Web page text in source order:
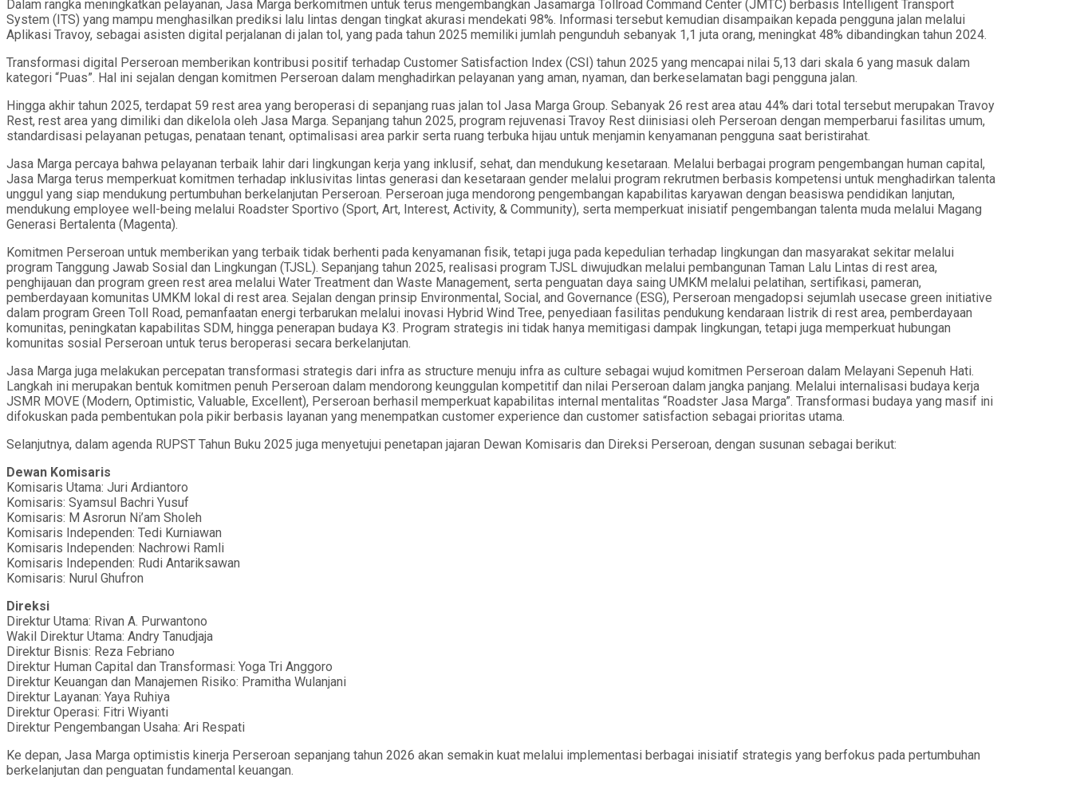
Dalam rangka meningkatkan pelayanan, Jasa Marga berkomitmen untuk terus mengembangkan Jasamarga Tollroad Command Center (JMTC) berbasis Intelligent Transport
System (ITS) yang mampu menghasilkan prediksi lalu lintas dengan tingkat akurasi mendekati 98%. Informasi tersebut kemudian disampaikan kepada pengguna jalan melalui
Aplikasi Travoy, sebagai asisten digital perjalanan di jalan tol, yang pada tahun 2025 memiliki jumlah pengunduh sebanyak 1,1 juta orang, meningkat 48% dibandingkan tahun 2024.
Transformasi digital Perseroan memberikan kontribusi positif terhadap Customer Satisfaction Index (CSI) tahun 2025 yang mencapai nilai 5,13 dari skala 6 yang masuk dalam
kategori “Puas”. Hal ini sejalan dengan komitmen Perseroan dalam menghadirkan pelayanan yang aman, nyaman, dan berkeselamatan bagi pengguna jalan.
Hingga akhir tahun 2025, terdapat 59 rest area yang beroperasi di sepanjang ruas jalan tol Jasa Marga Group. Sebanyak 26 rest area atau 44% dari total tersebut merupakan Travoy
Rest, rest area yang dimiliki dan dikelola oleh Jasa Marga. Sepanjang tahun 2025, program rejuvenasi Travoy Rest diinisiasi oleh Perseroan dengan memperbarui fasilitas umum,
standardisasi pelayanan petugas, penataan tenant, optimalisasi area parkir serta ruang terbuka hijau untuk menjamin kenyamanan pengguna saat beristirahat.
Jasa Marga percaya bahwa pelayanan terbaik lahir dari lingkungan kerja yang inklusif, sehat, dan mendukung kesetaraan. Melalui berbagai program pengembangan human capital,
Jasa Marga terus memperkuat komitmen terhadap inklusivitas lintas generasi dan kesetaraan gender melalui program rekrutmen berbasis kompetensi untuk menghadirkan talenta
unggul yang siap mendukung pertumbuhan berkelanjutan Perseroan. Perseroan juga mendorong pengembangan kapabilitas karyawan dengan beasiswa pendidikan lanjutan,
mendukung employee well-being melalui Roadster Sportivo (Sport, Art, Interest, Activity, & Community), serta memperkuat inisiatif pengembangan talenta muda melalui Magang
Generasi Bertalenta (Magenta).
Komitmen Perseroan untuk memberikan yang terbaik tidak berhenti pada kenyamanan fisik, tetapi juga pada kepedulian terhadap lingkungan dan masyarakat sekitar melalui
program Tanggung Jawab Sosial dan Lingkungan (TJSL). Sepanjang tahun 2025, realisasi program TJSL diwujudkan melalui pembangunan Taman Lalu Lintas di rest area,
penghijauan dan program green rest area melalui Water Treatment dan Waste Management, serta penguatan daya saing UMKM melalui pelatihan, sertifikasi, pameran,
pemberdayaan komunitas UMKM lokal di rest area. Sejalan dengan prinsip Environmental, Social, and Governance (ESG), Perseroan mengadopsi sejumlah usecase green initiative
dalam program Green Toll Road, pemanfaatan energi terbarukan melalui inovasi Hybrid Wind Tree, penyediaan fasilitas pendukung kendaraan listrik di rest area, pemberdayaan
komunitas, peningkatan kapabilitas SDM, hingga penerapan budaya K3. Program strategis ini tidak hanya memitigasi dampak lingkungan, tetapi juga memperkuat hubungan
komunitas sosial Perseroan untuk terus beroperasi secara berkelanjutan.
Jasa Marga juga melakukan percepatan transformasi strategis dari infra as structure menuju infra as culture sebagai wujud komitmen Perseroan dalam Melayani Sepenuh Hati.
Langkah ini merupakan bentuk komitmen penuh Perseroan dalam mendorong keunggulan kompetitif dan nilai Perseroan dalam jangka panjang. Melalui internalisasi budaya kerja
JSMR MOVE (Modern, Optimistic, Valuable, Excellent), Perseroan berhasil memperkuat kapabilitas internal mentalitas “Roadster Jasa Marga”. Transformasi budaya yang masif ini
difokuskan pada pembentukan pola pikir berbasis layanan yang menempatkan customer experience dan customer satisfaction sebagai prioritas utama.
Selanjutnya, dalam agenda RUPST Tahun Buku 2025 juga menyetujui penetapan jajaran Dewan Komisaris dan Direksi Perseroan, dengan susunan sebagai berikut:
Dewan Komisaris
Komisaris Utama: Juri Ardiantoro
Komisaris: Syamsul Bachri Yusuf
Komisaris: M Asrorun Ni’am Sholeh
Komisaris Independen: Tedi Kurniawan
Komisaris Independen: Nachrowi Ramli
Komisaris Independen: Rudi Antariksawan
Komisaris: Nurul Ghufron
Direksi
Direktur Utama: Rivan A. Purwantono
Wakil Direktur Utama: Andry Tanudjaja
Direktur Bisnis: Reza Febriano
Direktur Human Capital dan Transformasi: Yoga Tri Anggoro
Direktur Keuangan dan Manajemen Risiko: Pramitha Wulanjani
Direktur Layanan: Yaya Ruhiya
Direktur Operasi: Fitri Wiyanti
Direktur Pengembangan Usaha: Ari Respati
Ke depan, Jasa Marga optimistis kinerja Perseroan sepanjang tahun 2026 akan semakin kuat melalui implementasi berbagai inisiatif strategis yang berfokus pada pertumbuhan
berkelanjutan dan penguatan fundamental keuangan.